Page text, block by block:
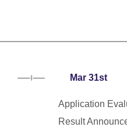
Mar 31st
Application
Result